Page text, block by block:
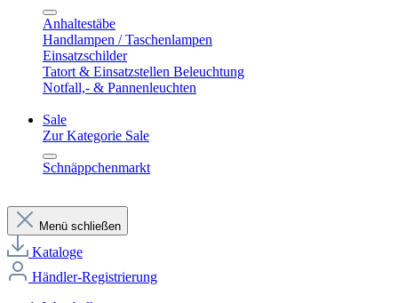
Anhaltestäbe
Handlampen / Taschenlampen
Einsatzschilder
Tatort & Einsatzstellen Beleuchtung
Notfall,- & Pannenleuchten
Sale
Zur Kategorie Sale
Schnäppchenmarkt
Menü schließen
Kataloge
Händler-Registrierung